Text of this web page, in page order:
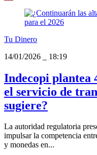
Tu Dinero
14/01/2026
18:19
Indecopi plantea
el servicio de
sugiere?
La autoridad regulatoria
impulsar la competencia
y monedas en...